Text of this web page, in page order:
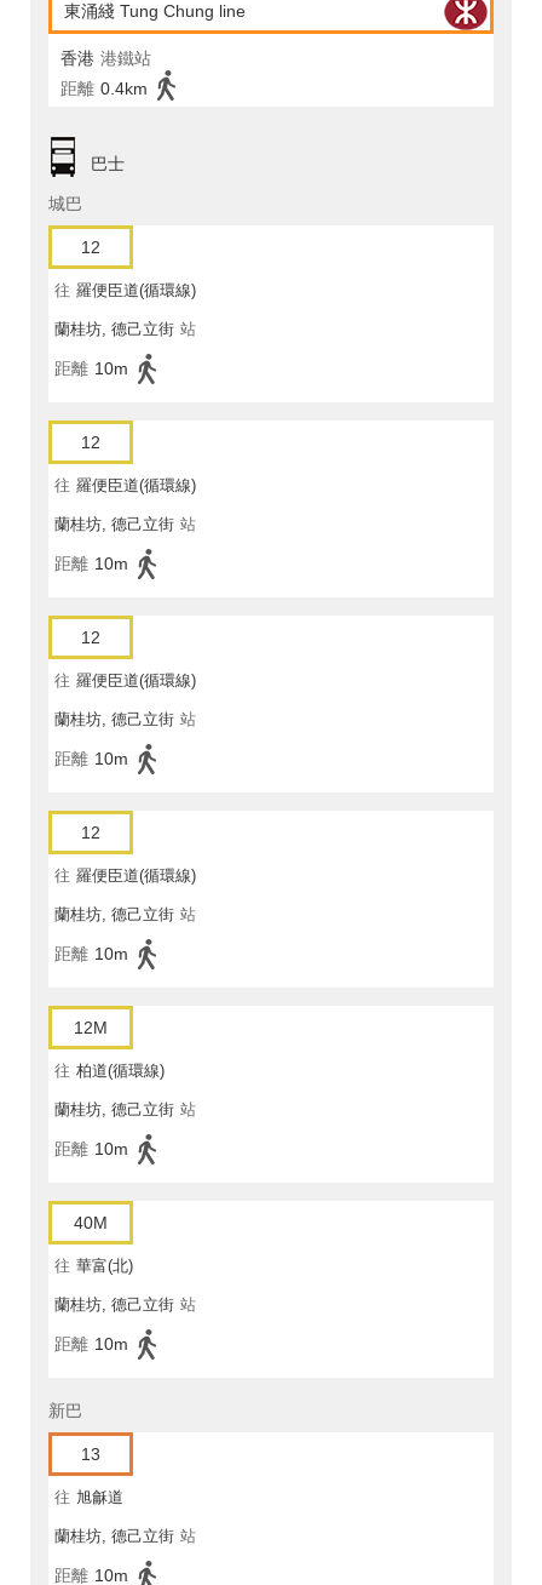
東涌綫 Tung Chung line
香港 港鐵站
距離 0.4km
巴士
城巴
12
往 羅便臣道(循環線)
蘭桂坊, 德己立街 站
距離 10m
12
往 羅便臣道(循環線)
蘭桂坊, 德己立街 站
距離 10m
12
往 羅便臣道(循環線)
蘭桂坊, 德己立街 站
距離 10m
12
往 羅便臣道(循環線)
蘭桂坊, 德己立街 站
距離 10m
12M
往 柏道(循環線)
蘭桂坊, 德己立街 站
距離 10m
40M
往 華富(北)
蘭桂坊, 德己立街 站
距離 10m
新巴
13
往 旭龢道
蘭桂坊, 德己立街 站
距離 10m